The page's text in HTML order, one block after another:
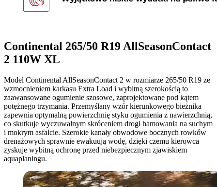
Continental 265/50 R19 AllSeasonContact
2 110W XL
Model Continental AllSeasonContact 2 w rozmiarze 265/50 R19 ze
wzmocnieniem karkasu Extra Load i wybitną szerokością to
zaawansowane ogumienie szosowe, zaprojektowane pod kątem
potężnego trzymania. Przemyślany wzór kierunkowego bieżnika
zapewnia optymalną powierzchnię styku ogumienia z nawierzchnią,
co skutkuje wyczuwalnym skróceniem drogi hamowania na suchym
i mokrym asfalcie. Szerokie kanały obwodowe bocznych rowków
drenażowych sprawnie ewakuują wodę, dzięki czemu kierowca
zyskuje wybitną ochronę przed niebezpiecznym zjawiskiem
aquaplaningu.